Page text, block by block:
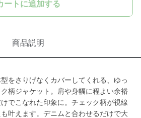
ートに追加する
商品説明
をさりげなくカバーしてくれる、ゆっ
柄ジャケット。肩や身幅に程よい余裕
でこなれた印象に。チェック柄が視線
叶えます。デニムと合わせるだけで大